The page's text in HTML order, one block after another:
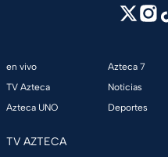
en vivo
TV Azteca
Azteca UNO
Azteca 7
Noticias
Deportes
TV AZTECA